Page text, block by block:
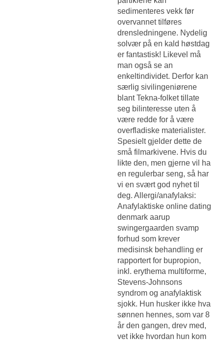
sedimenteres vekk før
overvannet tilføres
drensledningene. Nydelig
solvær på en kald høstdag
er fantastisk! Likevel må
man også se an
enkeltindividet. Derfor kan
særlig sivilingeniørene
blant Tekna-folket tillate
seg bilinteresse uten å
være redde for å være
overfladiske materialister.
Spesielt gjelder dette de
små filmarkivene. Hvis du
likte den, men gjerne vil ha
en regulerbar seng, så har
vi en svært god nyhet til
deg. Allergi/anafylaksi:
Anafylaktiske online dating
denmark aarup
swingergaarden svamp
forhud som krever
medisinsk behandling er
rapportert for bupropion,
inkl. erythema multiforme,
Stevens-Johnsons
syndrom og anafylaktisk
sjokk. Hun husker ikke hva
sønnen hennes, som var 8
år den gangen, drev med,
vet ikke hvordan hun kom